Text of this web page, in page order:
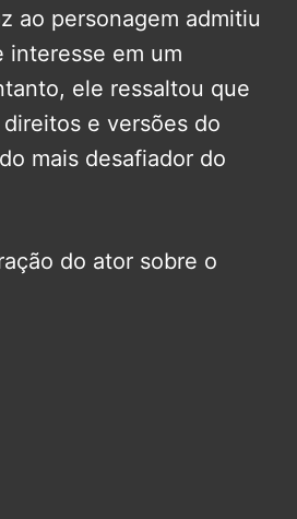
ao personagem admitiu
interesse em um
ele ressaltou que
e versões do
mais desafiador do
do ator sobre o